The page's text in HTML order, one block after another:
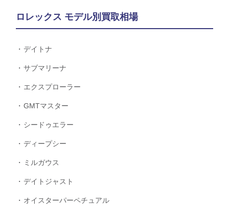
ロレックス モデル別買取相場
デイトナ
サブマリーナ
エクスプローラー
GMTマスター
シードゥエラー
ディープシー
ミルガウス
デイトジャスト
オイスターパーペチュアル